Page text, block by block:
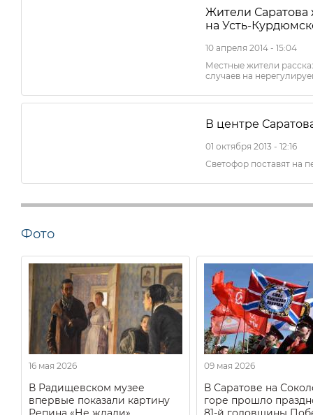
Жители Саратова
на Усть-
10 апреля 2014 - 15:04
Местные жители
случаев на
В центре
01 октября 2013 - 12:16
Светофор поставят на
Фото
16 мая 2026
В Радищевском музее
впервые показали картину
09 мая 2026
В Саратове на
горе прошло